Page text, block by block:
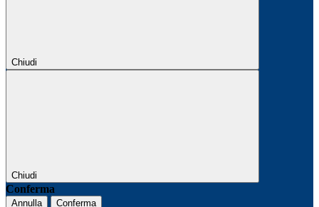
Chiudi
Chiudi
Conferma
Annulla Conferma